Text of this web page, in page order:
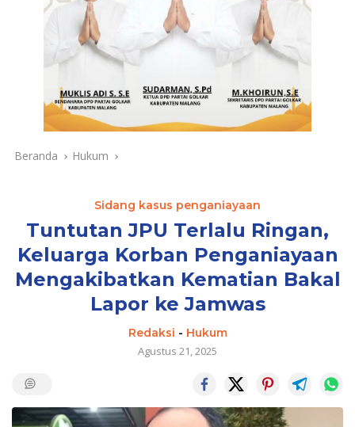
Beranda Hukum
Sidang kasus penganiayaan
Tuntutan JPU Terlalu Ringan,
Keluarga Korban Penganiayaan
Mengakibatkan Kematian Bakal
Lapor ke Jamwas
Redaksi - Hukum
Agustus 21, 2025